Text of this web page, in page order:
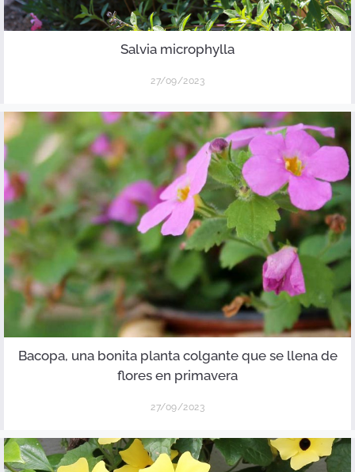
Salvia microphylla
27/09/2023
Bacopa, una bonita planta colgante que se llena de
flores en primavera
27/09/2023